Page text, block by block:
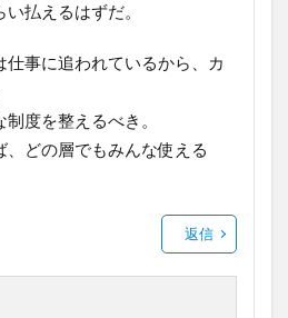
払えるはずだ。
仕事に追われているから、カ
度を整えるべき。
、どの層でもみんな使える
返信